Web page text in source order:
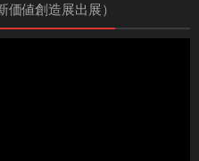
値創造展出展）